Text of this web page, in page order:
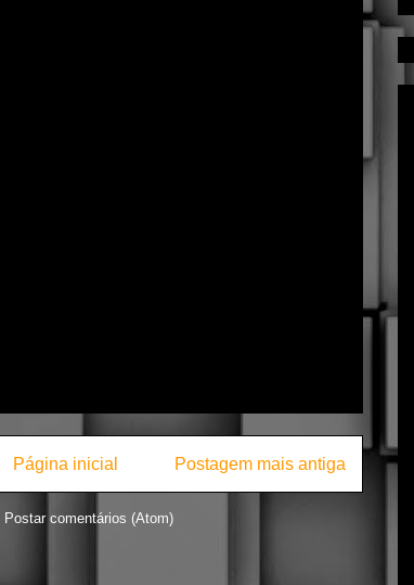
Postagem mais antiga
Página inicial
Postar comentários (Atom)